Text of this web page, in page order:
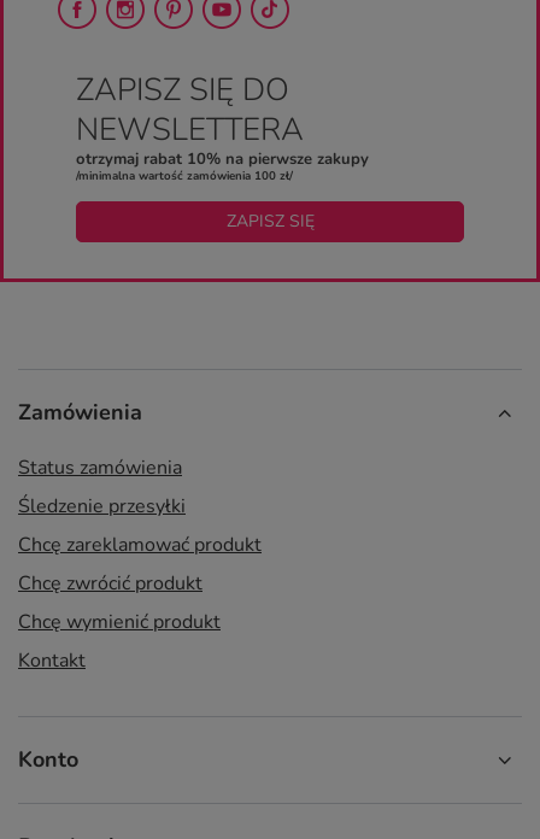
ZAPISZ SIĘ DO
NEWSLETTERA
otrzymaj rabat 10% na pierwsze zakupy
/minimalna wartość zamówienia 100 zł/
ZAPISZ SIĘ
Zamówienia
Status zamówienia
Śledzenie przesyłki
Chcę zareklamować produkt
Chcę zwrócić produkt
Chcę wymienić produkt
Kontakt
Konto